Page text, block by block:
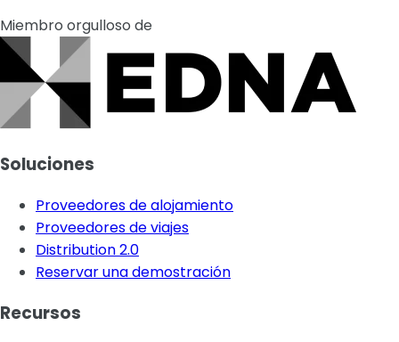
Miembro orgulloso de
Soluciones
Proveedores de alojamiento
Proveedores de viajes
Distribution 2.0
Reservar una demostración
Recursos